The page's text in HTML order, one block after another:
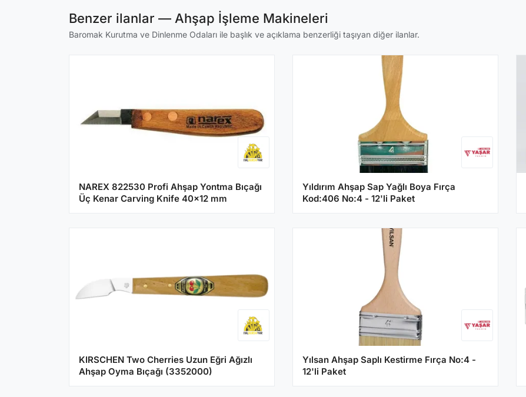
Benzer ilanlar — Ahşap İşleme Makineleri
Baromak Kurutma ve Dinlenme Odaları ile başlık ve açıklama benzerliği taşıyan diğer ilanlar.
NAREX 822530 Profi Ahşap Yontma Bıçağı
Üç Kenar Carving Knife 40x12 mm
Yıldırım Ahşap Sap Yağlı Boya Fırça
Kod:406 No:4 - 12'li Paket
KIRSCHEN Two Cherries Uzun Eğri Ağızlı
Ahşap Oyma Bıçağı (3352000)
Yılsan Ahşap Saplı Kestirme Fırça No:4 -
12'li Paket